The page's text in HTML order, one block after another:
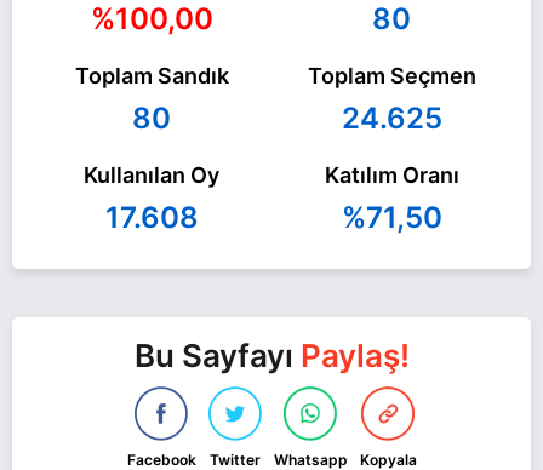
%100,00 80
Toplam Sandık
80
Toplam Seçmen
24.625
Kullanılan Oy
17.608
Katılım Oranı
%71,50
Bu Sayfayı Paylaş!
Facebook Twitter Whatsapp Kopyala